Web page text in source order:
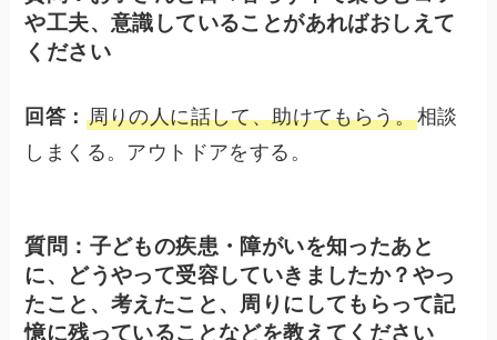
や工夫、意識していることがあればおしえて
ください
回答： 周りの人に話して、助けてもらう。相談
しまくる。アウトドアをする。
質問：子どもの疾患・障がいを知ったあと
に、どうやって受容していきましたか？やっ
たこと、考えたこと、周りにしてもらって記
憶に残っていることなどを教えてください